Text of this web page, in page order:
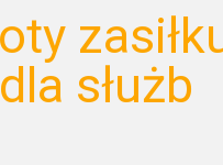
służb